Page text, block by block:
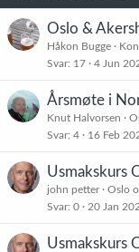
Oslo &
Håkon Bugge
Svar 17 4 Jun
Årsmøte i
Knut Halvorsen
Svar 4 16 Feb
Usmakskurs
john petter
Oslo
Svar 0 20 Jan
Usmakskurs